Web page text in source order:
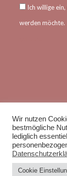
Ich willige
werden möchte.
© 2026 dr-
Wir nutzen
bestmögliche
lediglich
Cookie